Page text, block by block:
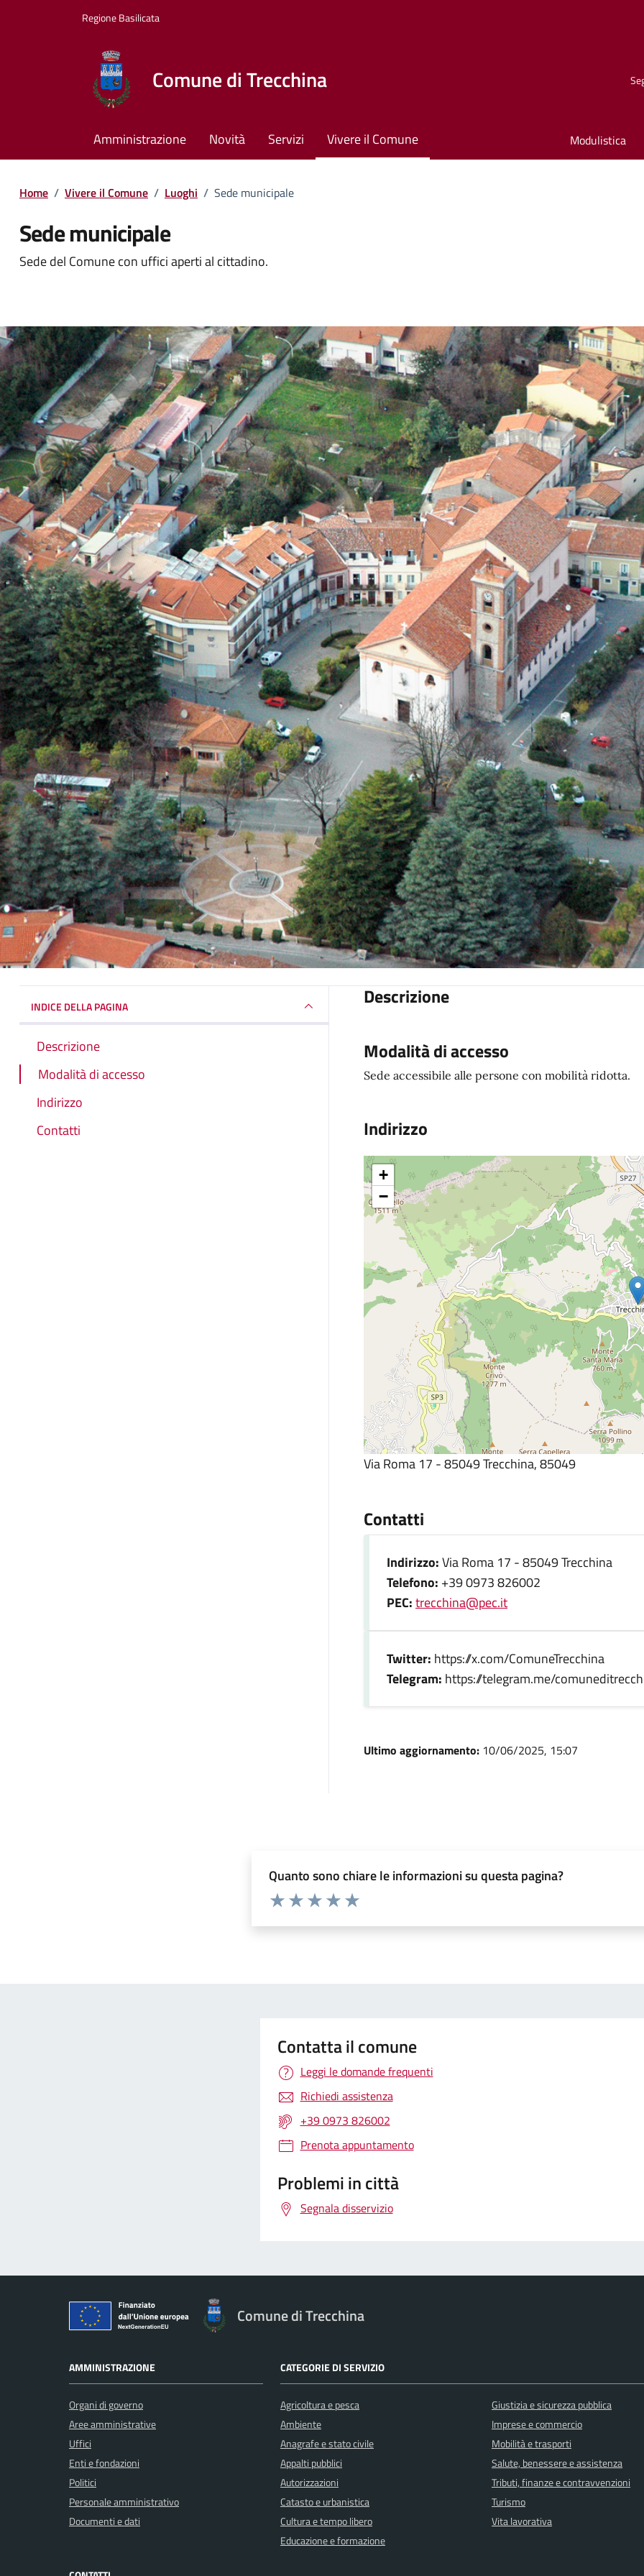
Regione Basilicata
Comune di Trecchina
Amministrazione Novità Servizi Vivere il Comune Modulistica
Home / Vivere il Comune / Luoghi / Sede municipale
Sede municipale
Dettagli del luogo
Sede del Comune con uffici aperti al cittadino.
INDICE DELLA PAGINA
Descrizione
Modalità di accesso
Indirizzo
Contatti
Descrizione
Modalità di accesso
Sede accessibile alle persone con mobilità ridotta.
Indirizzo
+
−
Via Roma 17 - 85049 Trecchina, 85049
Contatti
Indirizzo:Via Roma 17 - 85049 Trecchina
Telefono: +39 0973 826002
PEC:trecchina@pec.it
Twitter: https://x.com/ComuneTrecchina
Telegram: https://telegram.me/
Ultimo aggiornamento: 10/06/2025, 15:07
Quanto sono chiare le informazioni su questa pagina?
Contatta il comune
Leggi le domande frequenti
Richiedi assistenza
+39 0973 826002
Prenota appuntamento
Problemi in città
Segnala disservizio
Comune di Trecchina
AMMINISTRAZIONE
Organi di governo
Aree amministrative
Uffici
Enti e fondazioni
Politici
Personale amministrativo
Documenti e dati
CATEGORIE DI SERVIZIO
Agricoltura e pesca
Ambiente
Anagrafe e stato civile
Appalti pubblici
Autorizzazioni
Catasto e urbanistica
Cultura e tempo libero
Educazione e formazione
Giustizia e sicurezza pubblica
Imprese e commercio
Mobilità e trasporti
Salute, benessere e assistenza
Tributi, finanze e contravvenzioni
Turismo
Vita lavorativa